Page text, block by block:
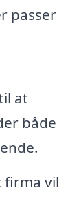
passer
at
både
firma vil